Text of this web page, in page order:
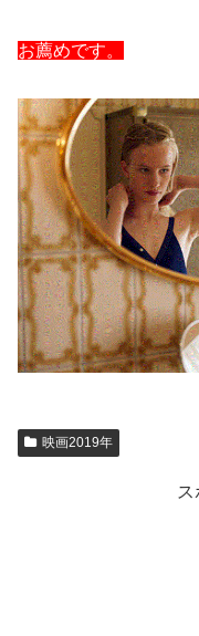
お薦めです。
映画2019年